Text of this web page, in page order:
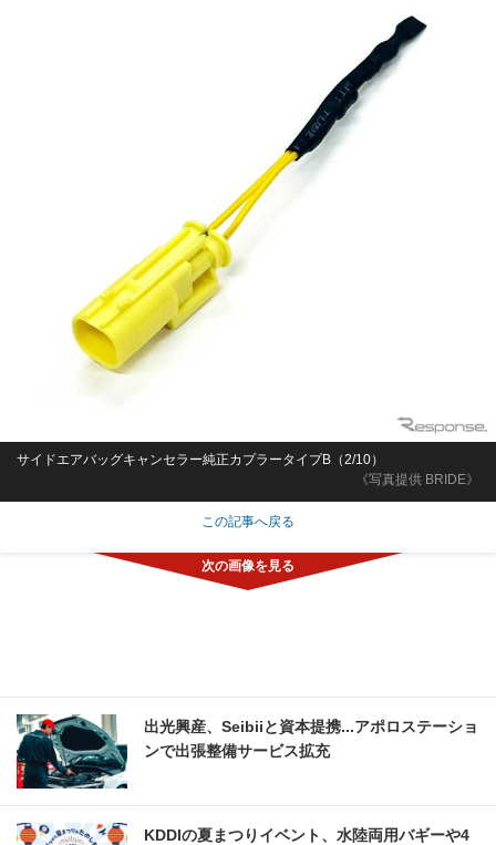
《写真提供 BRIDE》
サイドエアバッグキャンセラー純正カプラータイプB（2/10）
この記事へ戻る
出光興産、Seibiiと資本提携...アポロステーショ
ンで出張整備サービス拡充
KDDIの夏まつりイベント、水陸両用バギーや4